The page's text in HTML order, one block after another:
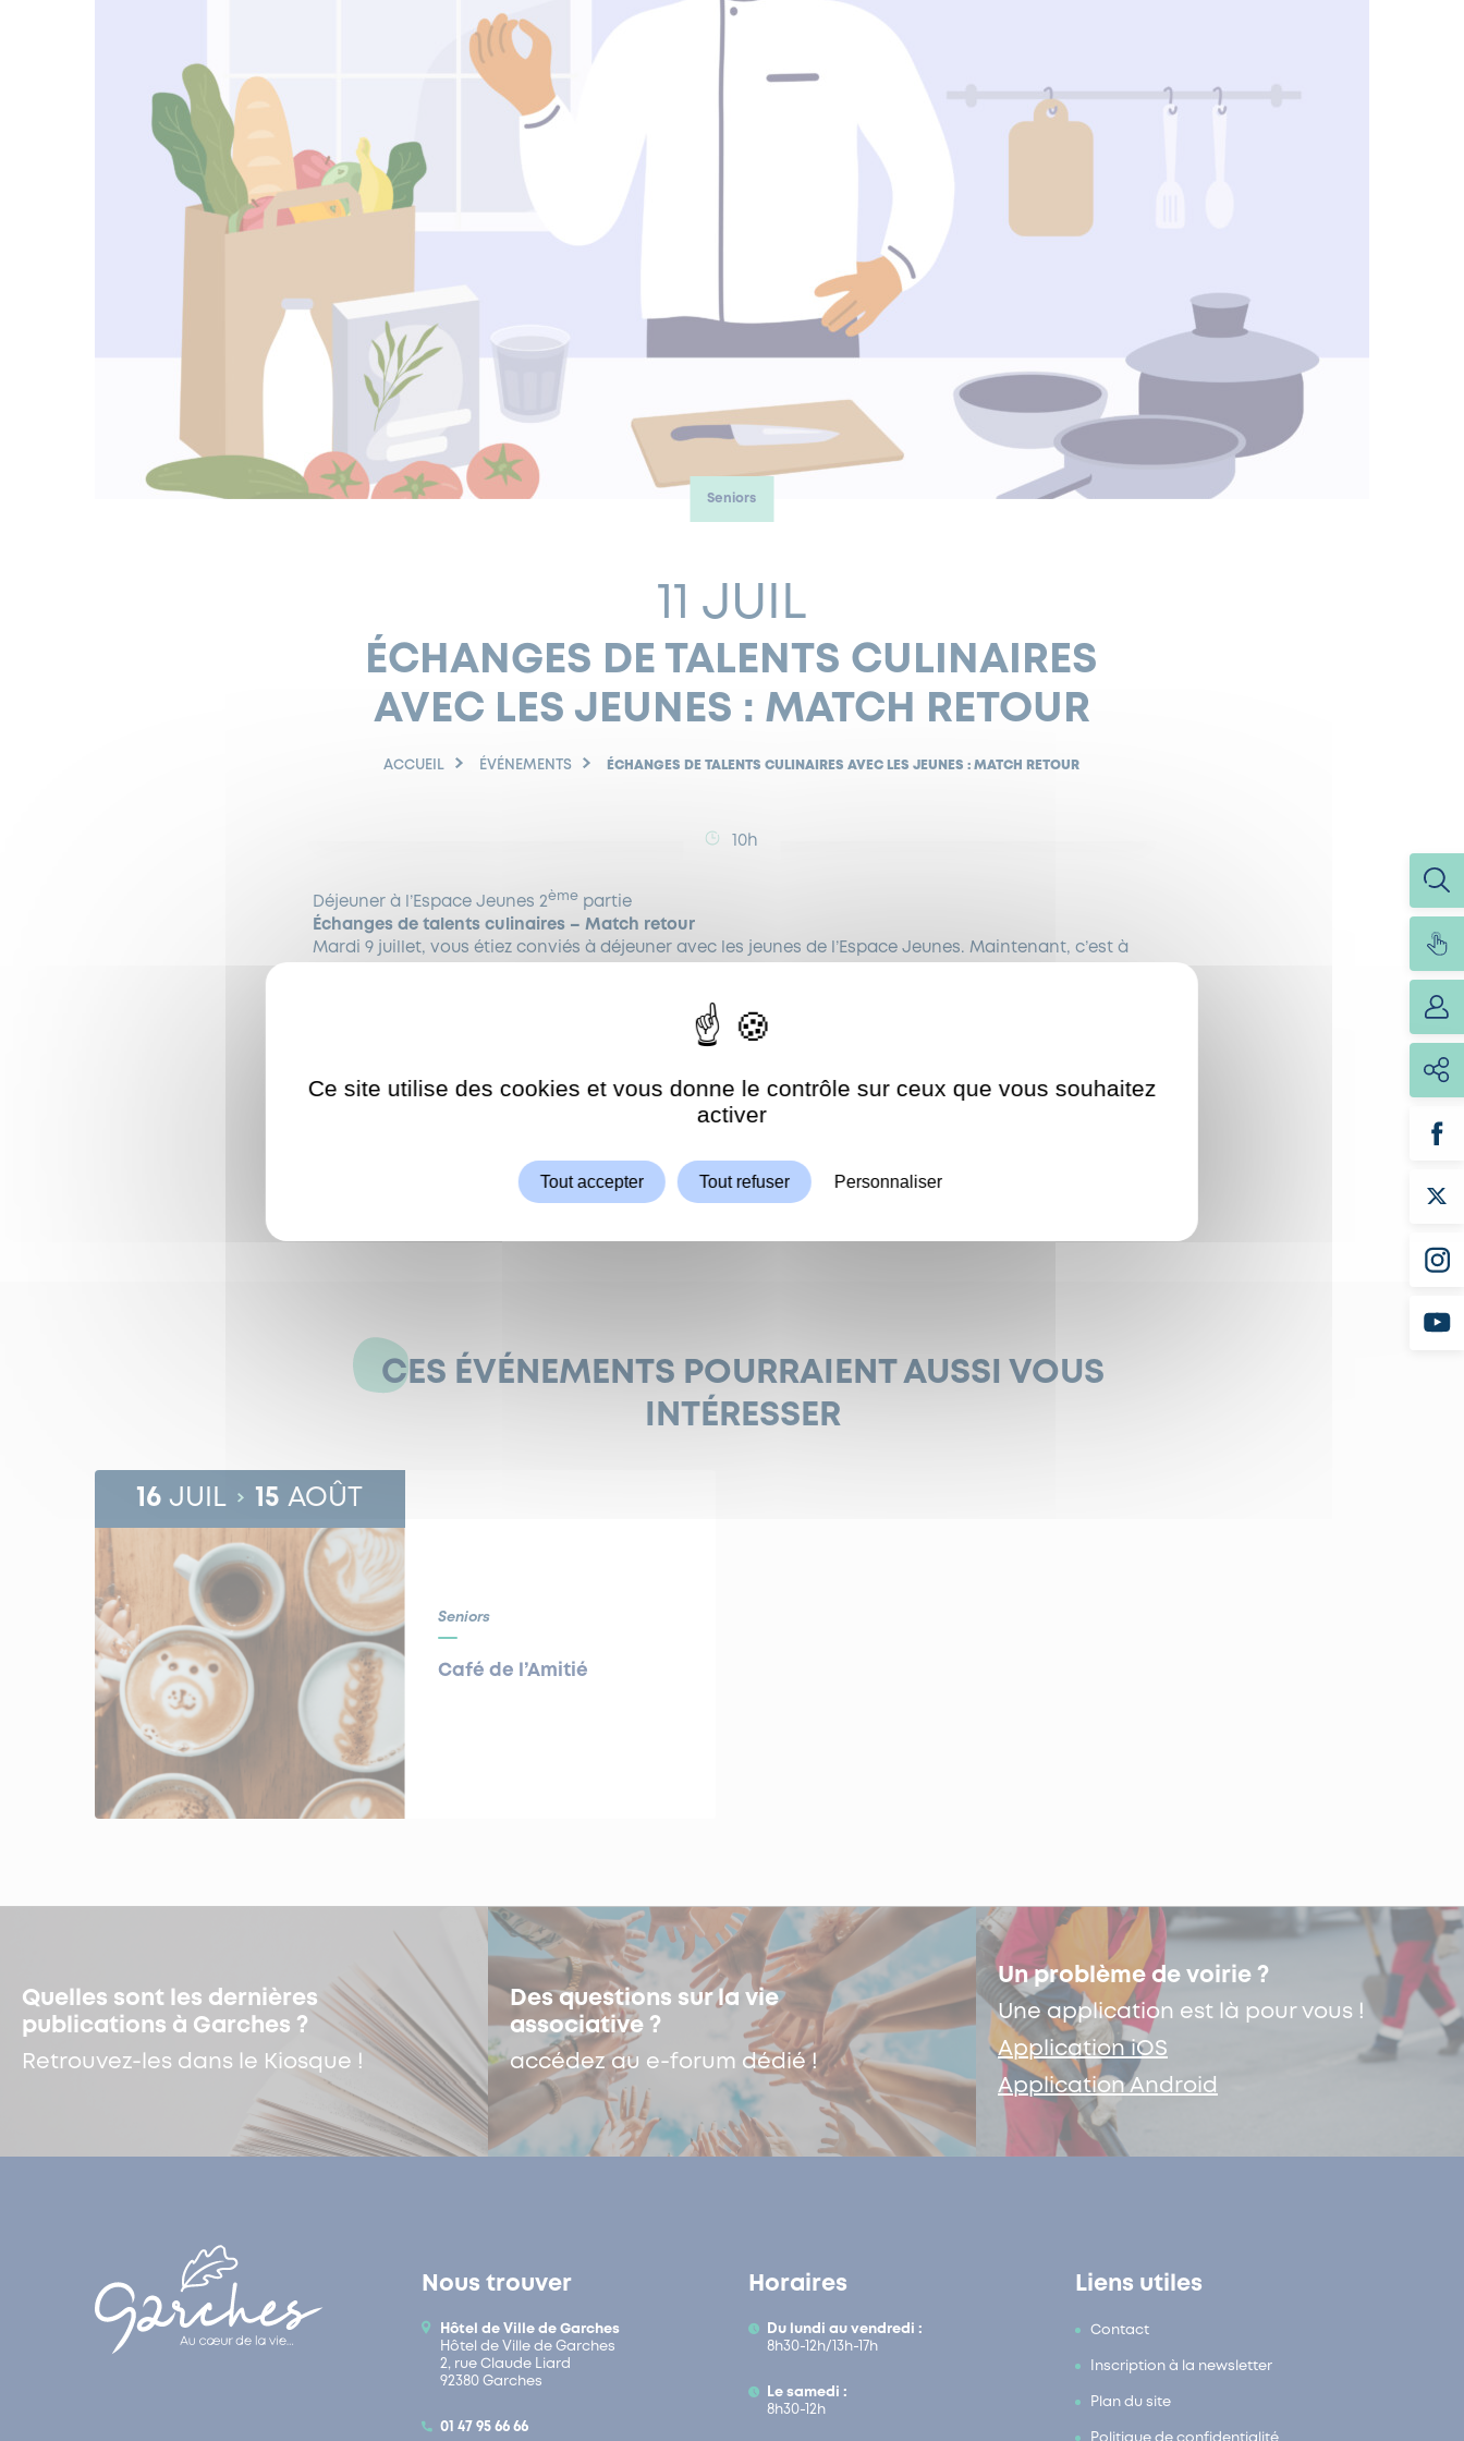
Seniors
11 JUIL
ÉCHANGES DE TALENTS CULINAIRES
AVEC LES JEUNES : MATCH RETOUR
ACCUEIL ÉVÉNEMENTS ÉCHANGES DE TALENTS CULINAIRES AVEC LES JEUNES : MATCH RETOUR
10h
Déjeuner à l’Espace Jeunes 2ème partie
Échanges de talents culinaires – Match retour
Mardi 9 juillet, vous étiez conviés à déjeuner avec les jeunes de l’Espace Jeunes. Maintenant, c’est à
pole.seniors@garches.fr
CES ÉVÉNEMENTS POURRAIENT AUSSI VOUS
INTÉRESSER
16 JUIL 15 AOÛT
Seniors
Café de l’Amitié
Quelles sont les dernières
publications à Garches ?
Retrouvez-les dans le Kiosque !
Des questions sur la vie
associative ?
accédez au e-forum dédié !
Un problème de voirie ?
Une application est là pour vous !
Application iOS
Application Android
Nous trouver
Hôtel de Ville de Garches
Hôtel de Ville de Garches
2, rue Claude Liard
92380 Garches
01 47 95 66 66
Horaires
Du lundi au vendredi :
8h30-12h/13h-17h
Le samedi :
8h30-12h
Liens utiles
Contact
Inscription à la newsletter
Plan du site
Politique de confidentialité
Autoriser
Ce site utilise des cookies et vous donne le contrôle sur ceux que vous souhaitez
activer
Tout accepter Tout refuser Personnaliser